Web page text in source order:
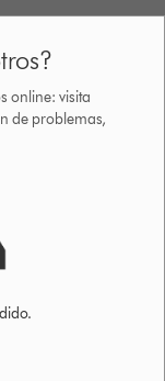
online: visita
de problemas,